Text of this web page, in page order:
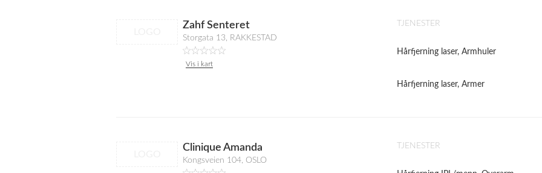
Zahf Senteret
Storgata 13, RAKKESTAD
Vis i kart
TJENESTER
Hårfjerning laser, Armhuler
Hårfjerning laser, Armer
Clinique Amanda
Kongsveien 104, OSLO
TJENESTER